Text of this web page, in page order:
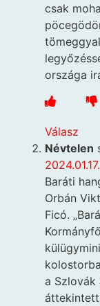
csak
országa
Válasz
Névtelen
Baráti
Orbán
Ficó.
a Szlovák